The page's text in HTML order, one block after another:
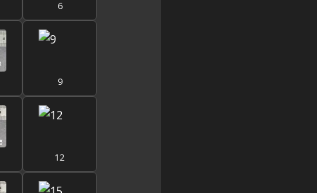
6
9
12